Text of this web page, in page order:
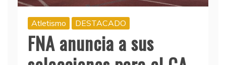
Atletismo DESTACADO
FNA anuncia a sus